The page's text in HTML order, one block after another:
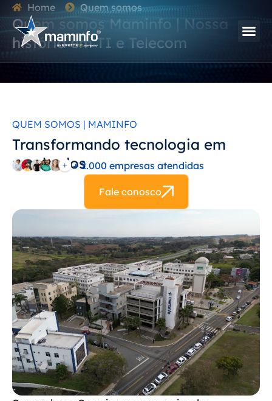
Home Quem somos
Quem somos Maminfo | Nossa
história em TI e Telecom
QUEM SOMOS | MAMINFO
Transformando tecnologia em
resultados+ 2.000 empresas atendidas
Fale conosco